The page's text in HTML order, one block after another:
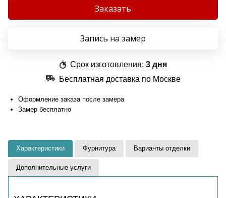
Заказать
Запись на замер
Срок изготовления: 3 дня
Бесплатная доставка по Москве
Оформление заказа после замера
Замер бесплатно
Характеристики Фурнитура Варианты отделки
Дополнительные услуги